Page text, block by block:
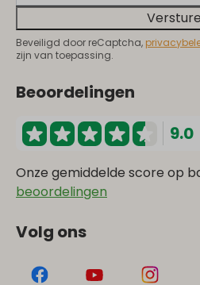
Beveiligd door reCaptcha,
zijn van toepassing.
Beoordelingen
9.0
Onze gemiddelde score op
beoordelingen
Volg ons